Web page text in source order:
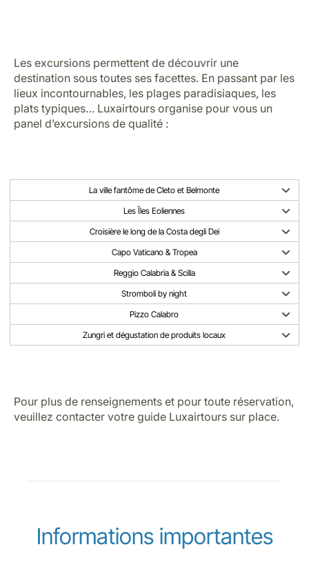
Les excursions permettent de découvrir une
destination sous toutes ses facettes. En passant par les
lieux incontournables, les plages paradisiaques, les
plats typiques… Luxairtours organise pour vous un
panel d’excursions de qualité :
La ville fantôme de Cleto et Belmonte
Les Îles Eoliennes
Croisière le long de la Costa degli Dei
Capo Vaticano & Tropea
Reggio Calabria & Scilla
Stromboli by night
Pizzo Calabro
Zungri et dégustation de produits locaux
Pour plus de renseignements et pour toute réservation,
veuillez contacter votre guide Luxairtours sur place.
Informations importantes